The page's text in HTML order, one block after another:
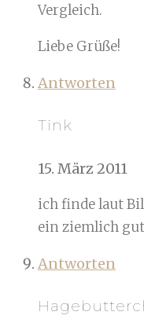
Vergleich.
Liebe Grüße!
Antworten
Tink
15. März 2011
ich finde laut
ein ziemlich
Antworten